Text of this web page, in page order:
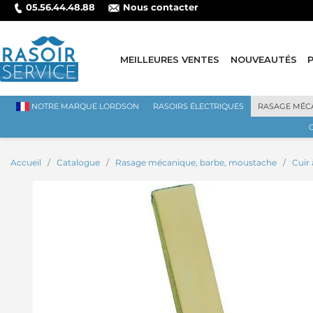
05.56.44.48.88 Nous contacter
MEILLEURES VENTES NOUVEAUTÉS
NOTRE MARQUE LORDSON RASOIRS ÉLECTRIQUES RASAGE
Accueil Catalogue Rasage mécanique, barbe, moustache Cuir